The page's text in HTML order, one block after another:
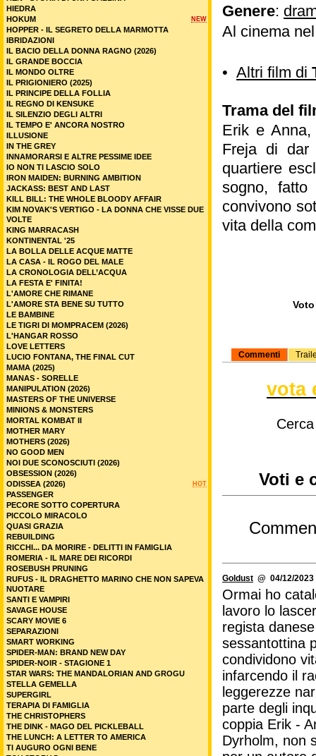
Genere:
Al cinema
• Altri film di
Trama del
Erik e
Freja di
quartiere
sogno,
convivono
vita della
Commenti
vota
Voti e
Goldust @ 04/12/
Ormai ho
lavoro lo
regista
sessantottina
condividono
infarcendo il
leggerezze
parte degli
coppia Erik -
Dyrholm, non
HIEDRA
NEW
HOKUM
HOPPER - IL SEGRETO DELLA MARMOTTA
IBRIDAZIONI
IL BACIO DELLA DONNA RAGNO (2026)
IL GRANDE BOCCIA
IL MONDO OLTRE
IL PRIGIONIERO (2025)
IL PRINCIPE DELLA FOLLIA
IL REGNO DI KENSUKE
IL SILENZIO DEGLI ALTRI
IL TEMPO E' ANCORA NOSTRO
ILLUSIONE
IN THE GREY
INNAMORARSI E ALTRE PESSIME IDEE
IO NON TI LASCIO SOLO
IRON MAIDEN: BURNING AMBITION
JACKASS: BEST AND LAST
KILL BILL: THE WHOLE BLOODY AFFAIR
KIM NOVAK'S VERTIGO - LA DONNA CHE VISSE DUE
VOLTE
KING MARRACASH
KONTINENTAL '25
LA BOLLA DELLE ACQUE MATTE
LA CASA - IL ROGO DEL MALE
LA CRONOLOGIA DELL’ACQUA
LA FESTA E' FINITA!
L'AMORE CHE RIMANE
L'AMORE STA BENE SU TUTTO
LE BAMBINE
LE TIGRI DI MOMPRACEM (2026)
L'HANGAR ROSSO
LOVE LETTERS
LUCIO FONTANA, THE FINAL CUT
MAMA (2025)
MANAS - SORELLE
MANIPULATION (2026)
MASTERS OF THE UNIVERSE
MINIONS & MONSTERS
MORTAL KOMBAT II
MOTHER MARY
MOTHERS (2026)
NO GOOD MEN
NOI DUE SCONOSCIUTI (2026)
OBSESSION (2026)
HOT
ODISSEA (2026)
PASSENGER
PECORE SOTTO COPERTURA
PICCOLO MIRACOLO
QUASI GRAZIA
REBUILDING
RICCHI... DA MORIRE - DELITTI IN FAMIGLIA
ROMERIA - IL MARE DEI RICORDI
ROSEBUSH PRUNING
RUFUS - IL DRAGHETTO MARINO CHE NON SAPEVA
NUOTARE
SANTI E VAMPIRI
SAVAGE HOUSE
SCARY MOVIE 6
SEPARAZIONI
SMART WORKING
SPIDER-MAN: BRAND NEW DAY
SPIDER-NOIR - STAGIONE 1
STAR WARS: THE MANDALORIAN AND GROGU
STELLA GEMELLA
SUPERGIRL
TERAPIA DI FAMIGLIA
THE CHRISTOPHERS
THE DINK - MAGO DEL PICKLEBALL
THE LUNCH: A LETTER TO AMERICA
TI AUGURO OGNI BENE